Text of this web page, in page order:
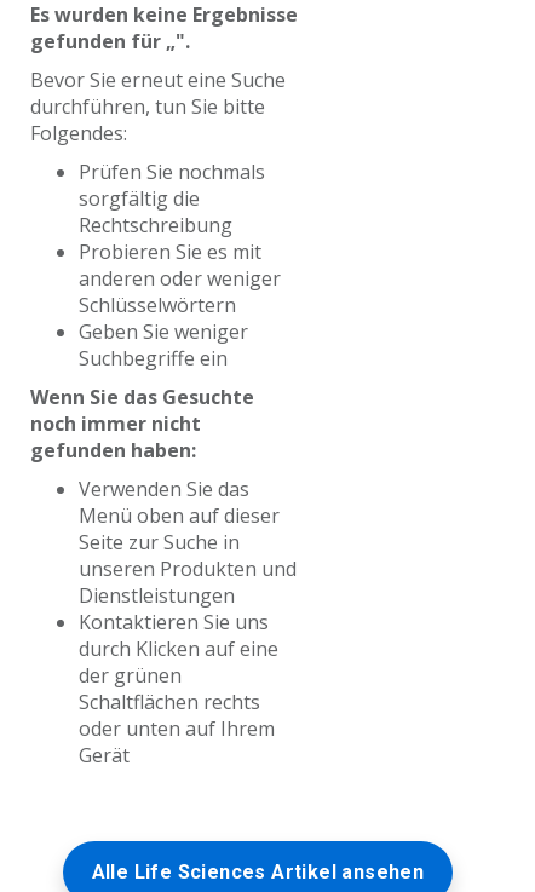
Es wurden keine Ergebnisse
gefunden für „".
Bevor Sie erneut eine Suche
durchführen, tun Sie bitte
Folgendes:
Prüfen Sie nochmals
sorgfältig die
Rechtschreibung
Probieren Sie es mit
anderen oder weniger
Schlüsselwörtern
Geben Sie weniger
Suchbegriffe ein
Wenn Sie das Gesuchte
noch immer nicht
gefunden haben:
Verwenden Sie das
Menü oben auf dieser
Seite zur Suche in
unseren Produkten und
Dienstleistungen
Kontaktieren Sie uns
durch Klicken auf eine
der grünen
Schaltflächen rechts
oder unten auf Ihrem
Gerät
Alle Life Sciences Artikel ansehen